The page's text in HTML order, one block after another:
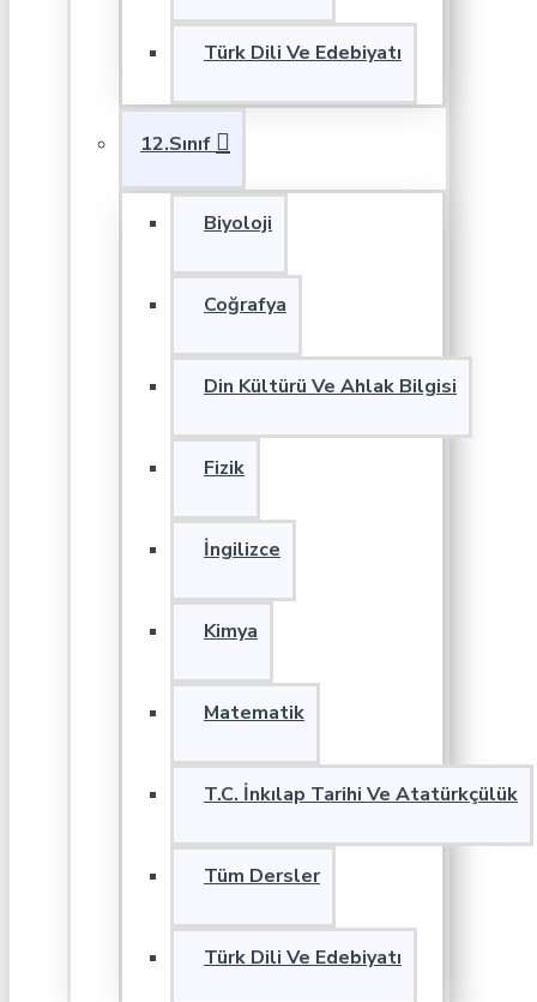
Türk Dili Ve Edebiyatı
12.Sınıf
Biyoloji
Coğrafya
Din Kültürü Ve Ahlak Bilgisi
Fizik
İngilizce
Kimya
Matematik
T.C. İnkılap Tarihi Ve Atatürkçülük
Tüm Dersler
Türk Dili Ve Edebiyatı